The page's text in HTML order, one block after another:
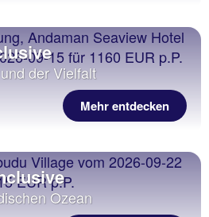
der Vielfalt
Mehr entdecken
Ozean